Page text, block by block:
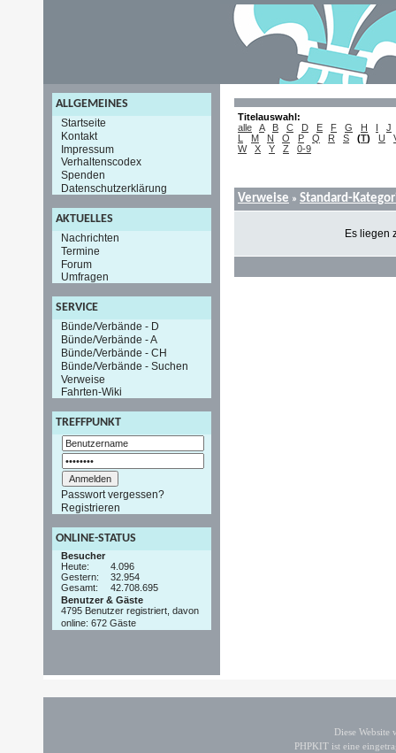
ALLGEMEINES
Startseite
Kontakt
Impressum
Verhaltenscodex
Spenden
Datenschutzerklärung
AKTUELLES
Nachrichten
Termine
Forum
Umfragen
SERVICE
Bünde/Verbände - D
Bünde/Verbände - A
Bünde/Verbände - CH
Bünde/Verbände - Suchen
Verweise
Fahrten-Wiki
TREFFPUNKT
Passwort vergessen?
Registrieren
ONLINE-STATUS
Besucher
Heute:
4.096
Gestern:
32.954
Gesamt:
42.708.695
Benutzer & Gäste
4795 Benutzer registriert, davon
online: 672 Gäste
Titelauswahl:
alle
A B C D E F G H I
J
L
M N O P Q R S (T) U
W
X Y Z 0-9
Verweise » Standard-
Es liegen
Diese
PHPKIT ist eine